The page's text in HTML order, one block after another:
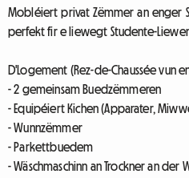
Mobléiert privat Zëmmer an enger
perfekt fir e liewegt Studente-
D'Logement (Rez-de-Chaussée vun
- 2 gemeinsam Buedzëmmeren
- Equipéiert Kichen (Apparater,
- Wunnzëmmer
- Parkettbuedem
- Wäschmaschinn an Trockner an der